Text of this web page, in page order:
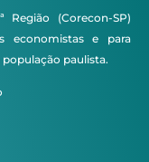
(Corecon-SP)
economistas e para
paulista.